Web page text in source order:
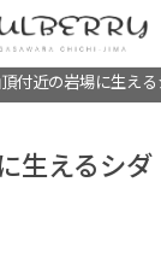
付近の岩場に生え
生えるシ